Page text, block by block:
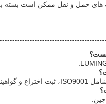
های حمل و نقل ممکن است